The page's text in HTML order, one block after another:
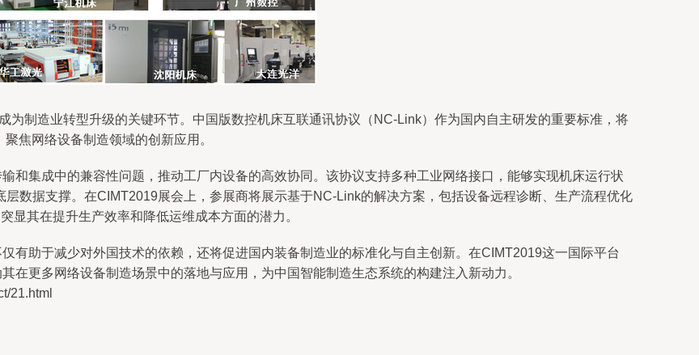
为制造业转型升级的关键环节。中国版数控机床互联通讯协议（NC-Link）作为国内自主研发的重要标准，将
焦网络设备制造领域的创新应用。
和集成中的兼容性问题，推动工厂内设备的高效协同。该协议支持多种工业网络接口，能够实现机床运行状
数据支撑。在CIMT2019展会上，参展商将展示基于NC-Link的解决方案，包括设备远程诊断、生产流程优化
显其在提升生产效率和降低运维成本方面的潜力。
有助于减少对外国技术的依赖，还将促进国内装备制造业的标准化与自主创新。在CIMT2019这一国际平台
在更多网络设备制造场景中的落地与应用，为中国智能制造生态系统的构建注入新动力。
21.html